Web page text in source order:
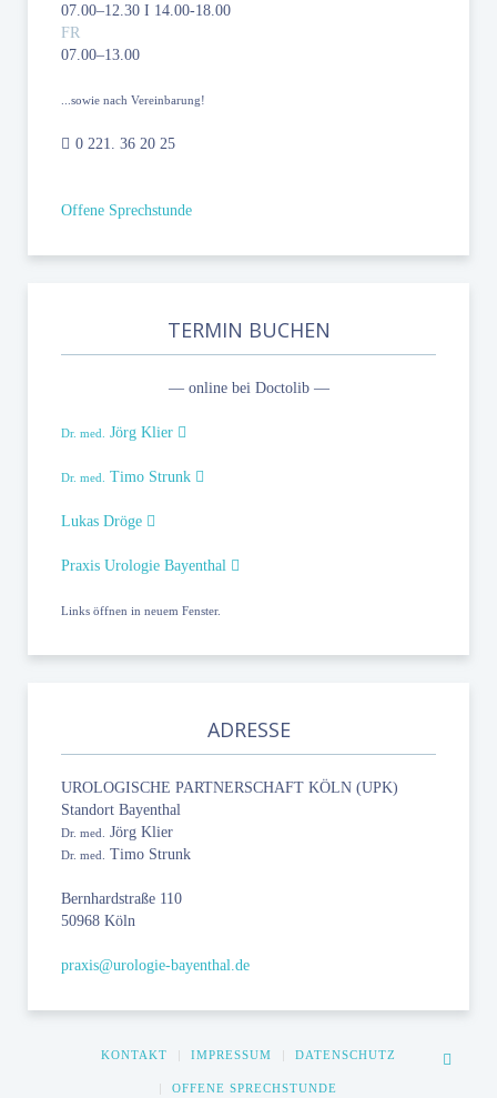
07.00–12.30 I 14.00-18.00
FR
07.00–13.00
...sowie nach Vereinbarung!
0 221. 36 20 25
Offene Sprechstunde
TERMIN BUCHEN
— online bei Doctolib —
Dr. med. Jörg Klier
Dr. med. Timo Strunk
Lukas Dröge
Praxis Urologie Bayenthal
Links öffnen in neuem Fenster.
ADRESSE
UROLOGISCHE PARTNERSCHAFT KÖLN (UPK)
Standort Bayenthal
Dr. med. Jörg Klier
Dr. med. Timo Strunk
Bernhardstraße 110
50968 Köln
praxis@urologie-bayenthal.de
KONTAKT IMPRESSUM DATENSCHUTZ
OFFENE SPRECHSTUNDE